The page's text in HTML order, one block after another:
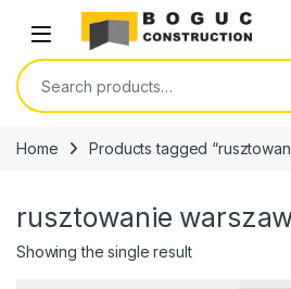
Skip to navigation
Skip to content
Open
Search for:
Home Products tagged
rusztowanie
Showing the single result